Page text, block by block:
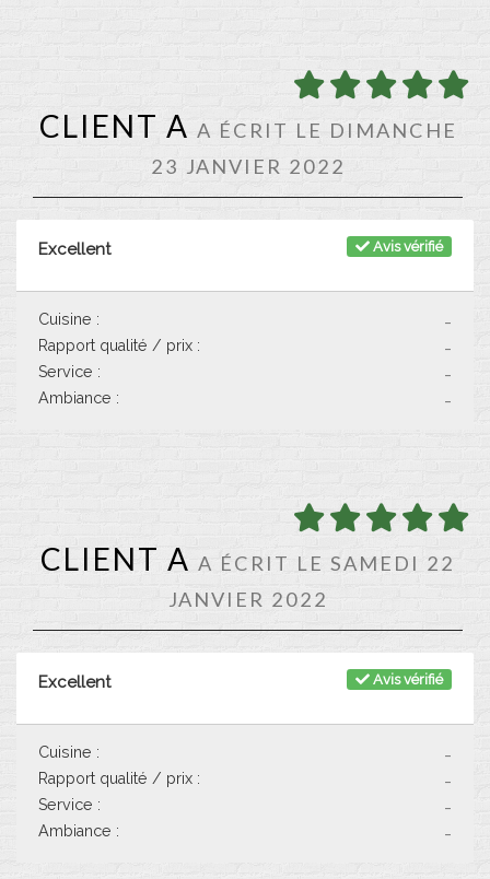
CLIENT A A ÉCRIT LE DIMANCHE
23 JANVIER 2022
Avis vérifié
Excellent
-
Cuisine :
-
Rapport qualité / prix :
-
Service :
-
Ambiance :
CLIENT A A ÉCRIT LE SAMEDI 22
JANVIER 2022
Avis vérifié
Excellent
-
Cuisine :
-
Rapport qualité / prix :
-
Service :
-
Ambiance :